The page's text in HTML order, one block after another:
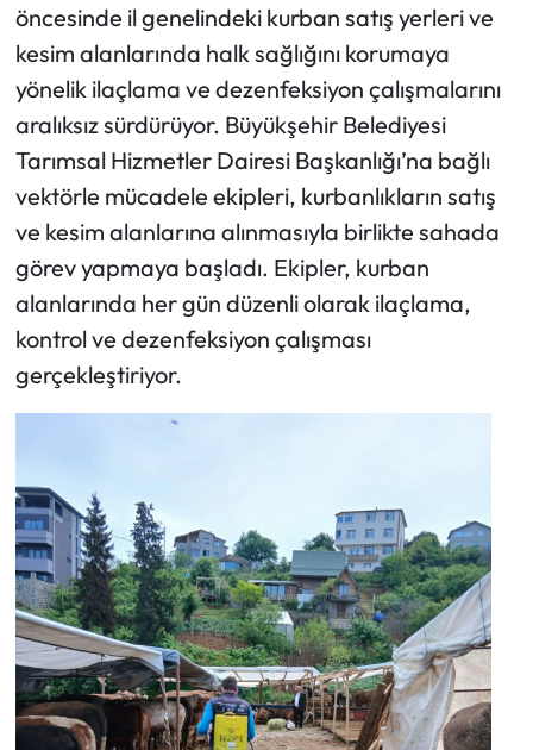
öncesinde il genelindeki kurban satış yerleri ve
kesim alanlarında halk sağlığını korumaya
yönelik ilaçlama ve dezenfeksiyon çalışmalarını
aralıksız sürdürüyor. Büyükşehir Belediyesi
Tarımsal Hizmetler Dairesi Başkanlığı’na bağlı
vektörle mücadele ekipleri, kurbanlıkların satış
ve kesim alanlarına alınmasıyla birlikte sahada
görev yapmaya başladı. Ekipler, kurban
alanlarında her gün düzenli olarak ilaçlama,
kontrol ve dezenfeksiyon çalışması
gerçekleştiriyor.